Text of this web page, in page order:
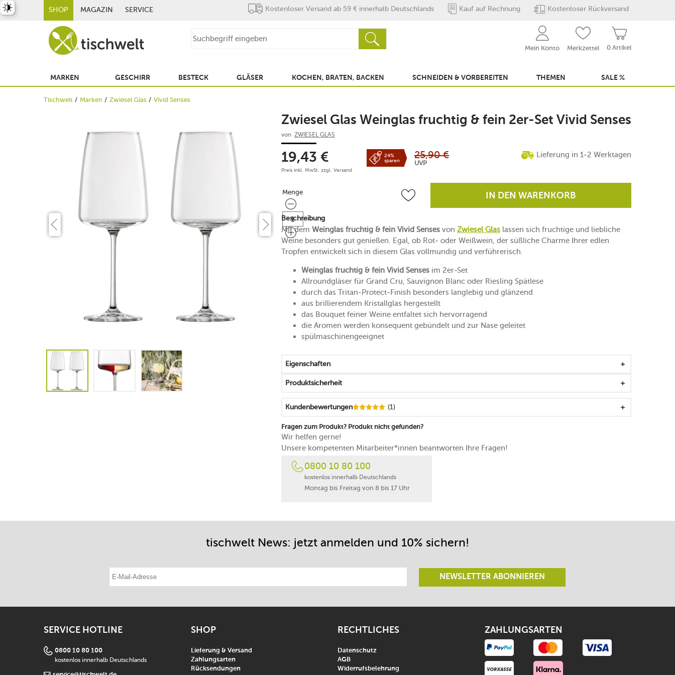
SHOP MAGAZIN SERVICE Kostenloser Versand ab 59 € innerhalb Deutschlands Kauf auf Rechnung Kostenloser Rückversand
0 Artikel
Mein Konto Merkzettel
MARKEN GESCHIRR BESTECK GLÄSER KOCHEN, BRATEN, BACKEN SCHNEIDEN & VORBEREITEN THEMEN SALE %
Tischwelt Marken Zwiesel Glas Vivid Senses
Zwiesel Glas Weinglas fruchtig & fein 2er-Set Vivid Senses
von ZWIESEL GLAS
19,43 €
Preis inkl. MwSt. zzgl. Versand
24%
sparen
25,90 €
UVP
Lieferung in 1-2 Werktagen
Menge
Menge IN DEN WARENKORB
Beschreibung
Mit dem Weinglas fruchtig & fein Vivid Senses von Zwiesel Glas lassen sich fruchtige und liebliche
Weine besonders gut genießen. Egal, ob Rot- oder Weißwein, der süßliche Charme Ihrer edlen
Tropfen entwickelt sich in diesem Glas vollmundig und verführerisch.
Weinglas fruchtig & fein Vivid Senses im 2er-Set
Allroundgläser für Grand Cru, Sauvignon Blanc oder Riesling Spätlese
durch das Tritan-Protect-Finish besonders langlebig und glänzend
aus brillierendem Kristallglas hergestellt
das Bouquet feiner Weine entfaltet sich hervorragend
die Aromen werden konsequent gebündelt und zur Nase geleitet
spülmaschinengeeignet
Eigenschaften
Produktsicherheit
Kundenbewertungen (1)
Fragen zum Produkt? Produkt nicht gefunden?
Wir helfen gerne!
Unsere kompetenten Mitarbeiter*innen beantworten Ihre Fragen!
0800 10 80 100
kostenlos innerhalb Deutschlands
Montag bis Freitag von 8 bis 17 Uhr
tischwelt News: jetzt anmelden und 10% sichern!
E-Mail-Adresse eintragen
NEWSLETTER ABONNIEREN
SERVICE HOTLINE
0800 10 80 100
kostenlos innerhalb Deutschlands
SHOP
Lieferung & Versand
Zahlungsarten
Rücksendungen
RECHTLICHES
Datenschutz
AGB
Widerrufsbelehrung
ZAHLUNGSARTEN
umschalten